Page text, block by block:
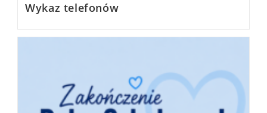
Wykaz telefonów